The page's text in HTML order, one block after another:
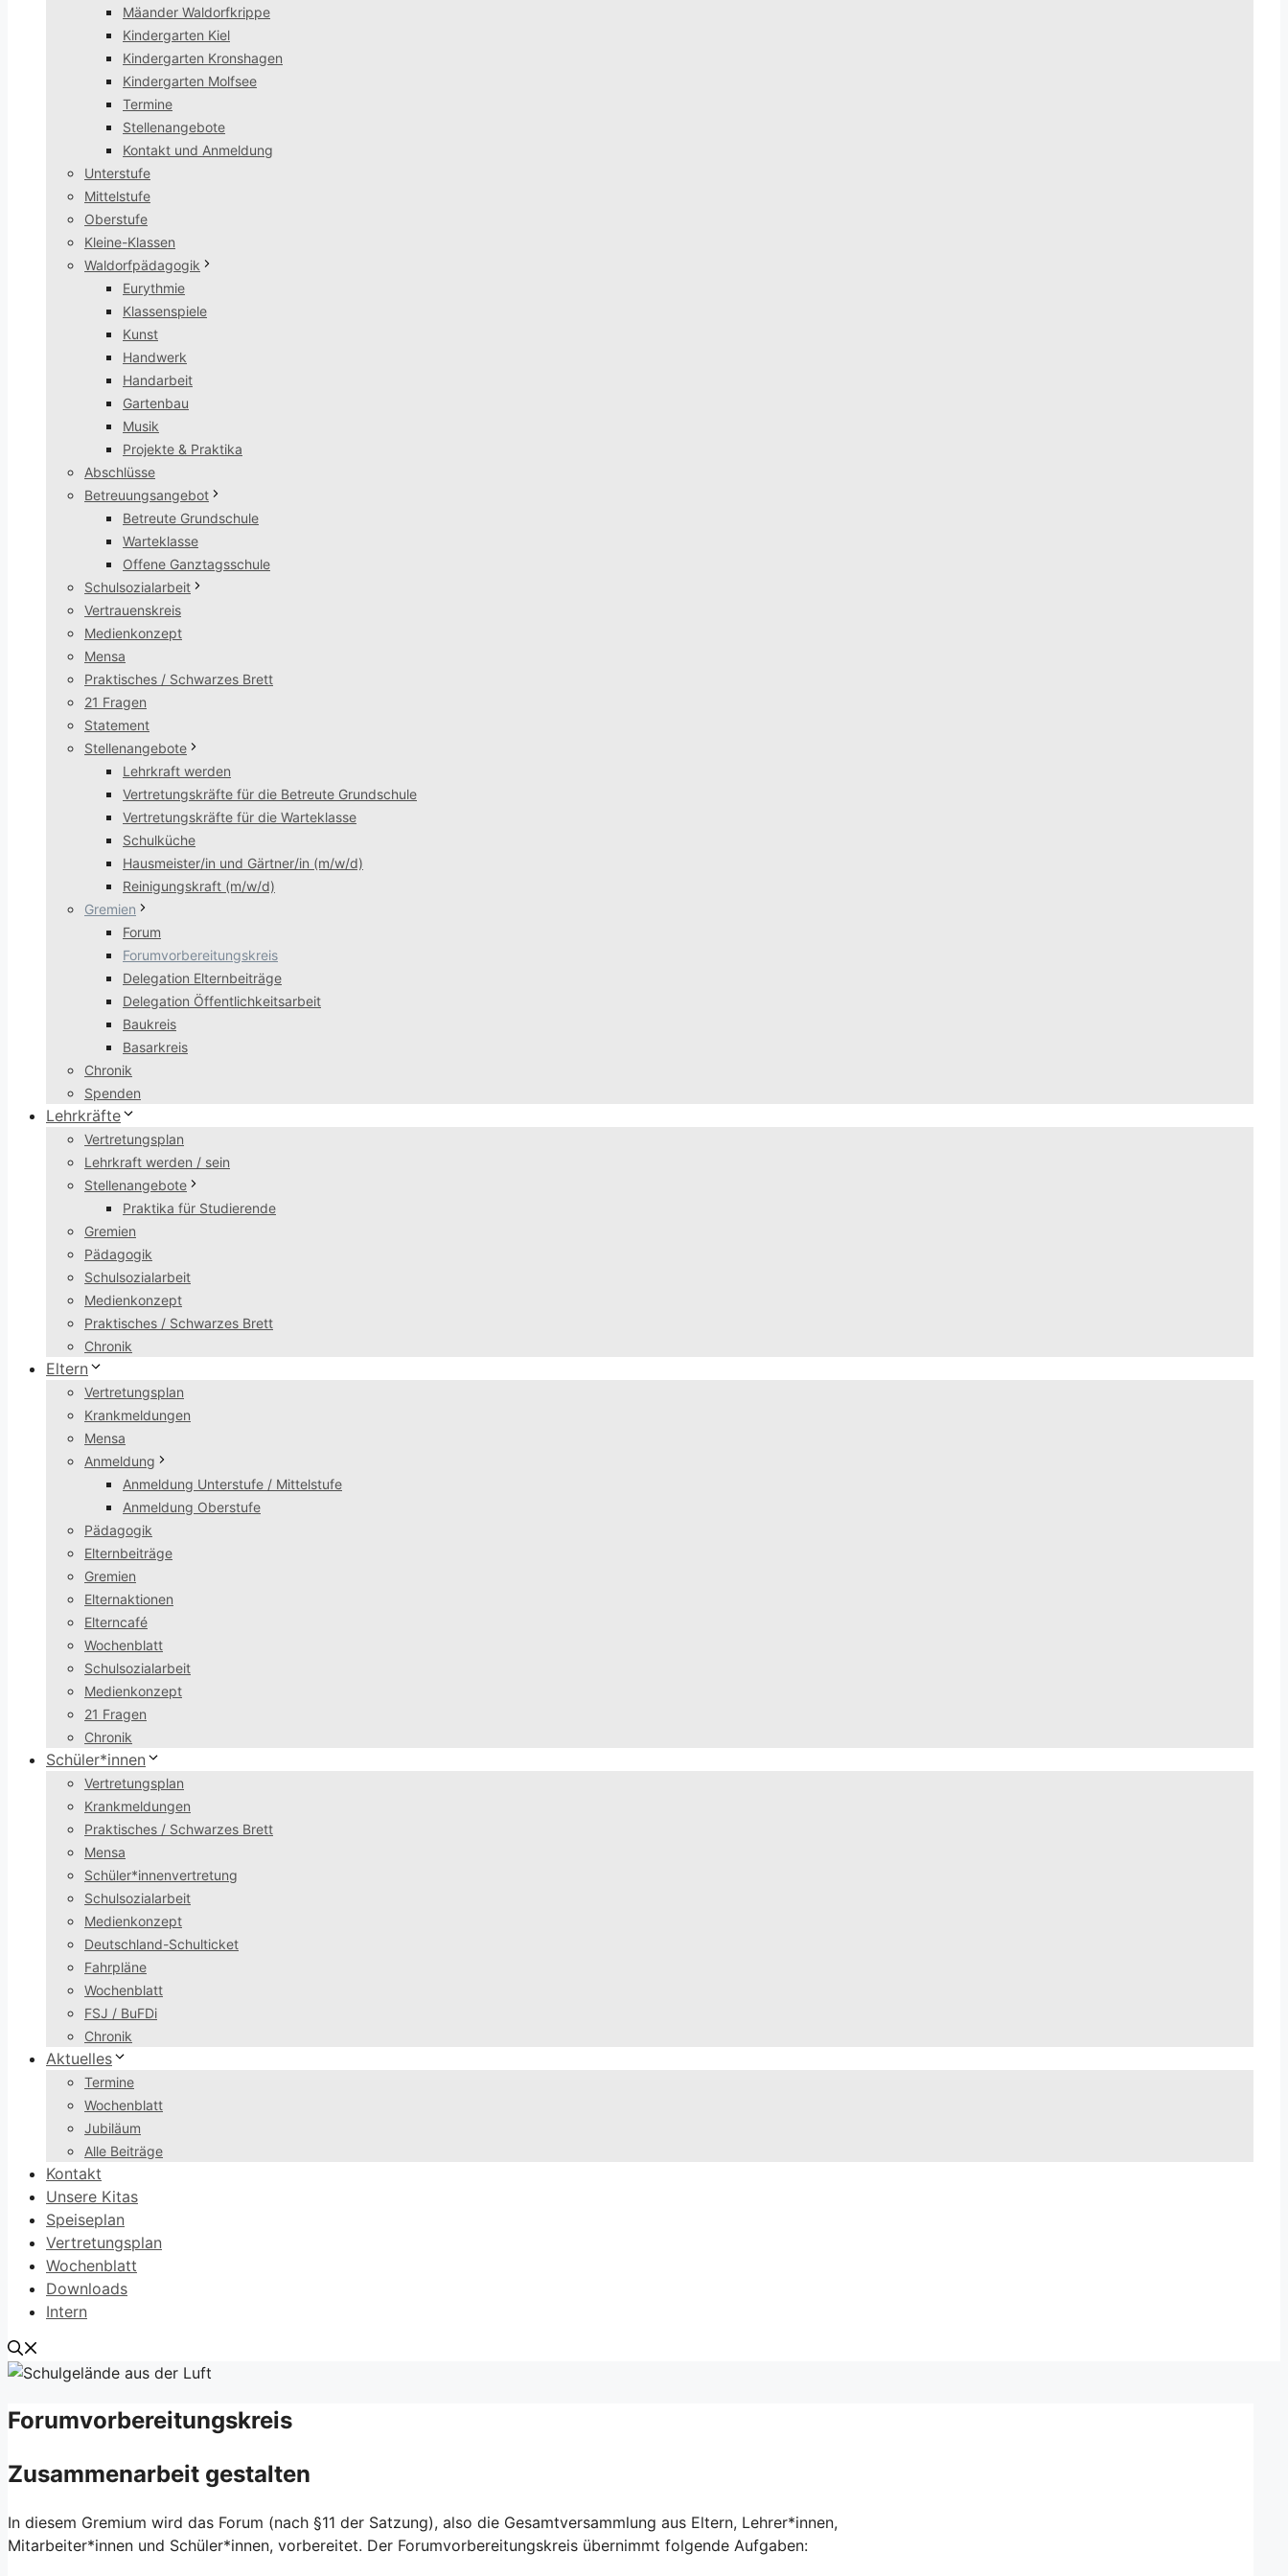
Mäander Waldorfkrippe
Kindergarten Kiel
Kindergarten Kronshagen
Kindergarten Molfsee
Termine
Stellenangebote
Kontakt und Anmeldung
Unterstufe
Mittelstufe
Oberstufe
Kleine-Klassen
Waldorfpädagogik
Eurythmie
Klassenspiele
Kunst
Handwerk
Handarbeit
Gartenbau
Musik
Projekte & Praktika
Abschlüsse
Betreuungsangebot
Betreute Grundschule
Warteklasse
Offene Ganztagsschule
Schulsozialarbeit
Vertrauenskreis
Medienkonzept
Mensa
Praktisches / Schwarzes Brett
21 Fragen
Statement
Stellenangebote
Lehrkraft werden
Vertretungskräfte für die Betreute Grundschule
Vertretungskräfte für die Warteklasse
Schulküche
Hausmeister/in und Gärtner/in (m/w/d)
Reinigungskraft (m/w/d)
Gremien
Forum
Forumvorbereitungskreis
Delegation Elternbeiträge
Delegation Öffentlichkeitsarbeit
Baukreis
Basarkreis
Chronik
Spenden
Lehrkräfte
Vertretungsplan
Lehrkraft werden / sein
Stellenangebote
Praktika für Studierende
Gremien
Pädagogik
Schulsozialarbeit
Medienkonzept
Praktisches / Schwarzes Brett
Chronik
Eltern
Vertretungsplan
Krankmeldungen
Mensa
Anmeldung
Anmeldung Unterstufe / Mittelstufe
Anmeldung Oberstufe
Pädagogik
Elternbeiträge
Gremien
Elternaktionen
Elterncafé
Wochenblatt
Schulsozialarbeit
Medienkonzept
21 Fragen
Chronik
Schüler*innen
Vertretungsplan
Krankmeldungen
Praktisches / Schwarzes Brett
Mensa
Schüler*innenvertretung
Schulsozialarbeit
Medienkonzept
Deutschland-Schulticket
Fahrpläne
Wochenblatt
FSJ / BuFDi
Chronik
Aktuelles
Termine
Wochenblatt
Jubiläum
Alle Beiträge
Kontakt
Unsere Kitas
Speiseplan
Vertretungsplan
Wochenblatt
Downloads
Intern
Forumvorbereitungskreis
Zusammenarbeit gestalten
In diesem Gremium wird das Forum (nach §11 der Satzung), also die Gesamtversammlung aus Eltern, Lehrer*innen,
Mitarbeiter*innen und Schüler*innen, vorbereitet. Der Forumvorbereitungskreis übernimmt folgende Aufgaben: